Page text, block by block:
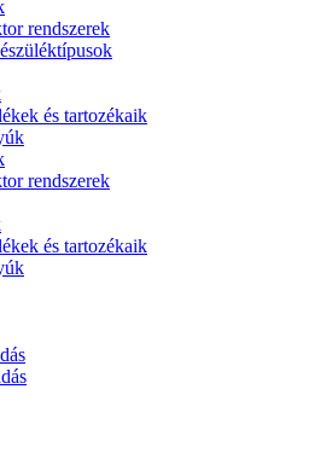
rendszerek
és tartozékaik
rendszerek
és tartozékaik